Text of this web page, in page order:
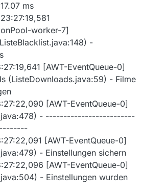
ms
worker-7]
-
[AWT-EventQueue-0]
(ListeDownloads.java:59) - Filme
[AWT-EventQueue-0]
- -------------------------
[AWT-EventQueue-0]
- Einstellungen sichern
[AWT-EventQueue-0]
- Einstellungen wurden